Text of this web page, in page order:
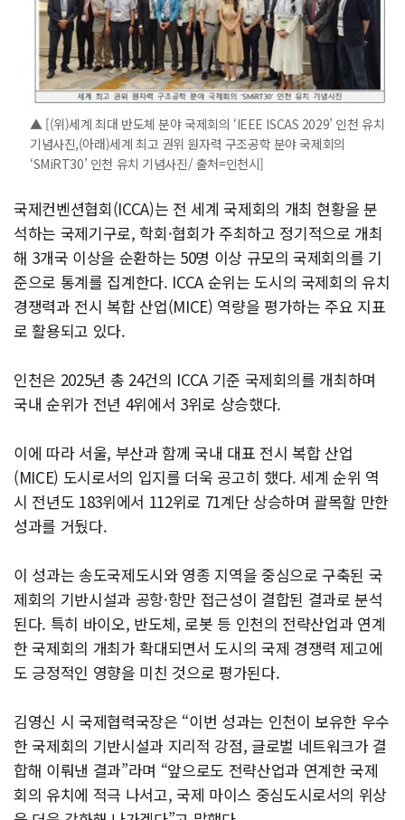
▲ [(위)세계 최대 반도체 분야 국제회의 ‘IEEE ISCAS 2029’ 인천 유치
기념사진,(아래)세계 최고 권위 원자력 구조공학 분야 국제회의
‘SMiRT30’ 인천 유치 기념사진/ 출처=인천시]
국제컨벤션협회(ICCA)는 전 세계 국제회의 개최 현황을 분
석하는 국제기구로, 학회·협회가 주최하고 정기적으로 개최
해 3개국 이상을 순환하는 50명 이상 규모의 국제회의를 기
준으로 통계를 집계한다. ICCA 순위는 도시의 국제회의 유치
경쟁력과 전시 복합 산업(MICE) 역량을 평가하는 주요 지표
로 활용되고 있다.
인천은 2025년 총 24건의 ICCA 기준 국제회의를 개최하며
국내 순위가 전년 4위에서 3위로 상승했다.
이에 따라 서울, 부산과 함께 국내 대표 전시 복합 산업
(MICE) 도시로서의 입지를 더욱 공고히 했다. 세계 순위 역
시 전년도 183위에서 112위로 71계단 상승하며 괄목할 만한
성과를 거뒀다.
이 성과는 송도국제도시와 영종 지역을 중심으로 구축된 국
제회의 기반시설과 공항·항만 접근성이 결합된 결과로 분석
된다. 특히 바이오, 반도체, 로봇 등 인천의 전략산업과 연계
한 국제회의 개최가 확대되면서 도시의 국제 경쟁력 제고에
도 긍정적인 영향을 미친 것으로 평가된다.
김영신 시 국제협력국장은 “이번 성과는 인천이 보유한 우수
한 국제회의 기반시설과 지리적 강점, 글로벌 네트워크가 결
합해 이뤄낸 결과”라며 “앞으로도 전략산업과 연계한 국제
회의 유치에 적극 나서고, 국제 마이스 중심도시로서의 위상